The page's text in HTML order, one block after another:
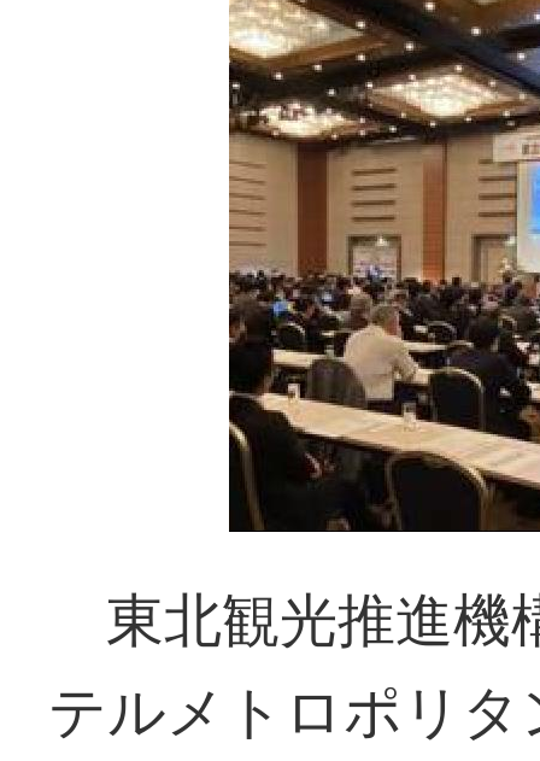
東北観光推進機
テルメトロポリ